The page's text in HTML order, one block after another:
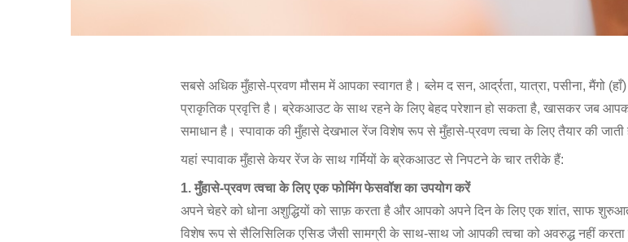
सबसे अधिक मुँहासे-प्रवण मौसम में आपका स्वागत है। ब्लेम द सन, आर्द्रता, यात्रा, पसीना, मैंगो
प्राकृतिक प्रवृत्ति है। ब्रेकआउट के साथ रहने के लिए बेहद परेशान हो सकता है, खासकर जब
समाधान है। स्पावाक की मुँहासे देखभाल रेंज विशेष रूप से मुँहासे-प्रवण त्वचा के लिए तैयार की जाती
यहां स्पावाक मुँहासे केयर रेंज के साथ गर्मियों के ब्रेकआउट से निपटने के चार तरीके हैं:
1. मुँहासे-प्रवण त्वचा के लिए एक फोमिंग फेसवॉश का उपयोग करें
अपने चेहरे को धोना अशुद्धियों को साफ़ करता है और आपको अपने दिन के लिए एक शांत, साफ शुरुआत
विशेष रूप से सैलिसिलिक एसिड जैसी सामग्री के साथ-साथ जो आपकी त्वचा को अवरुद्ध नहीं